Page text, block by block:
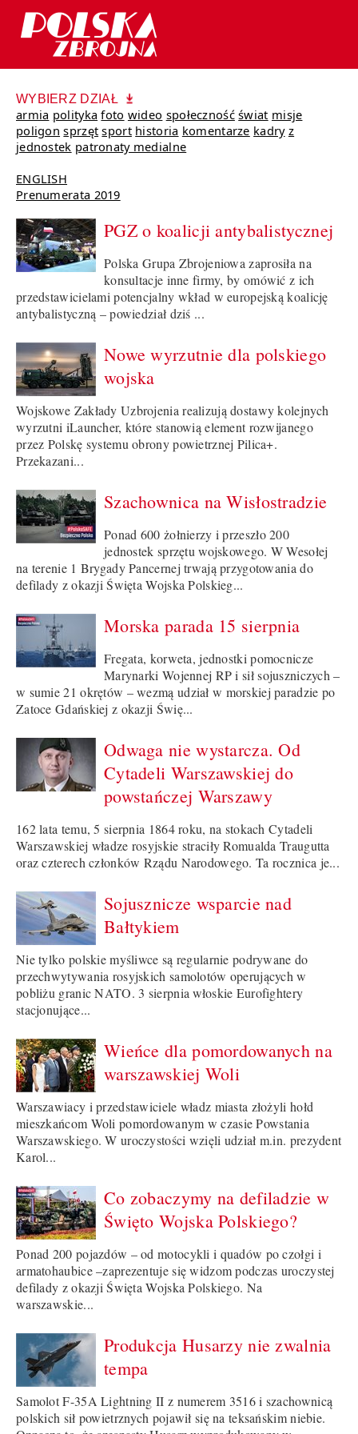
WYBIERZ DZIAŁ
armia polityka foto wideo społeczność świat misje
poligon sprzęt sport historia komentarze kadry z
jednostek patronaty medialne
ENGLISH
Prenumerata 2019
PGZ o koalicji antybalistycznej
Polska Grupa Zbrojeniowa zaprosiła na
konsultacje inne firmy, by omówić z ich
przedstawicielami potencjalny wkład w europejską koalicję
antybalistyczną – powiedział dziś ...
Nowe wyrzutnie dla polskiego
wojska
Wojskowe Zakłady Uzbrojenia realizują dostawy kolejnych
wyrzutni iLauncher, które stanowią element rozwijanego
przez Polskę systemu obrony powietrznej Pilica+.
Przekazani...
Szachownica na Wisłostradzie
Ponad 600 żołnierzy i przeszło 200
jednostek sprzętu wojskowego. W Wesołej
na terenie 1 Brygady Pancernej trwają przygotowania do
defilady z okazji Święta Wojska Polskieg...
Morska parada 15 sierpnia
Fregata, korweta, jednostki pomocnicze
Marynarki Wojennej RP i sił sojuszniczych –
w sumie 21 okrętów – wezmą udział w morskiej paradzie po
Zatoce Gdańskiej z okazji Świę...
Odwaga nie wystarcza. Od
Cytadeli Warszawskiej do
powstańczej Warszawy
162 lata temu, 5 sierpnia 1864 roku, na stokach Cytadeli
Warszawskiej władze rosyjskie straciły Romualda Traugutta
oraz czterech członków Rządu Narodowego. Ta rocznica je...
Sojusznicze wsparcie nad
Bałtykiem
Nie tylko polskie myśliwce są regularnie podrywane do
przechwytywania rosyjskich samolotów operujących w
pobliżu granic NATO. 3 sierpnia włoskie Eurofightery
stacjonujące...
Wieńce dla pomordowanych na
warszawskiej Woli
Warszawiacy i przedstawiciele władz miasta złożyli hołd
mieszkańcom Woli pomordowanym w czasie Powstania
Warszawskiego. W uroczystości wzięli udział m.in. prezydent
Karol...
Co zobaczymy na defiladzie w
Święto Wojska Polskiego?
Ponad 200 pojazdów – od motocykli i quadów po czołgi i
armatohaubice –zaprezentuje się widzom podczas uroczystej
defilady z okazji Święta Wojska Polskiego. Na
warszawskie...
Produkcja Husarzy nie zwalnia
tempa
Samolot F-35A Lightning II z numerem 3516 i szachownicą
polskich sił powietrznych pojawił się na teksańskim niebie.